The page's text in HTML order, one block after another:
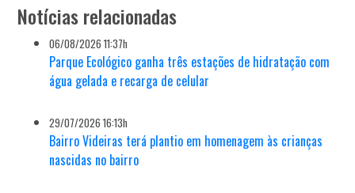
Notícias relacionadas
06/08/2026 11:37h
Parque Ecológico ganha três estações de hidratação com
água gelada e recarga de celular
29/07/2026 16:13h
Bairro Videiras terá plantio em homenagem às crianças
nascidas no bairro